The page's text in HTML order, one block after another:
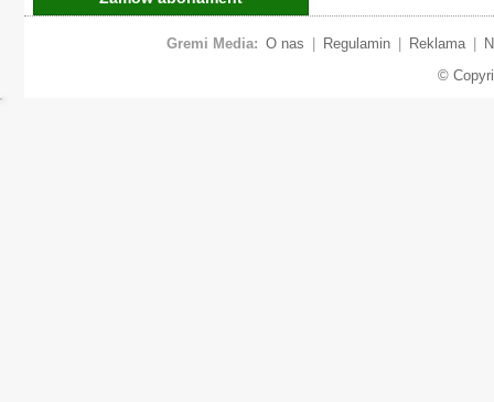
Gremi Media: O nas Regulamin Reklama
©